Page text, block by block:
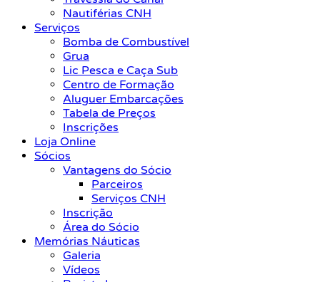
Nautiférias CNH
Serviços
Bomba de Combustível
Grua
Lic Pesca e Caça Sub
Centro de Formação
Aluguer Embarcações
Tabela de Preços
Inscrições
Loja Online
Sócios
Vantagens do Sócio
Parceiros
Serviços CNH
Inscrição
Área do Sócio
Memórias Náuticas
Galeria
Vídeos